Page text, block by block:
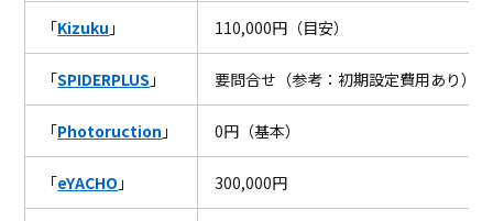
「Kizuku 」 110,000円（目安）
「SPIDERPLUS 」 要問合せ（参考：初期設定費用あり）
「Photoruction 」 0円（基本）
「eYACHO 」 300,000円